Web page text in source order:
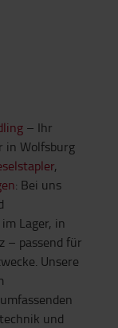
– Ihr
in Wolfsburg
,
: Bei uns
Lager, in
– passend für
Unsere
und